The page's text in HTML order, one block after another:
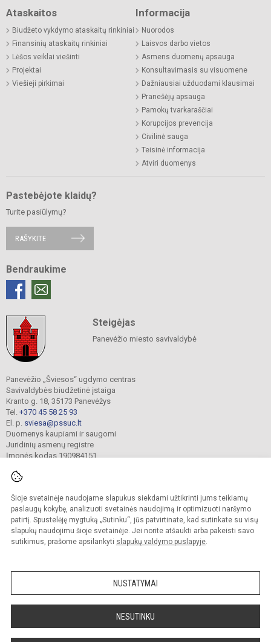
Šioje svetainėje naudojame slapukus siekdami užtikrinti jums teikiamų
paslaugų kokybę, analizuoti svetainės naudojimą ir optimizuoti naršymo
patirtį. Spustelėję mygtuką „Sutinku“, jūs patvirtinate, kad sutinkate su visų
slapukų naudojimu šioje svetainėje. Jei norite atšaukti arba pakeisti savo
sutikimus, prašome apsilankyti slapukų valdymo puslapyje.
NUSTATYMAI
NESUTINKU
Ataskaitos
Biudžeto vykdymo ataskaitų rinkiniai
Finansinių ataskaitų rinkiniai
Lėšos veiklai viešinti
Projektai
Viešieji pirkimai
Informacija
Nuorodos
Laisvos darbo vietos
Asmens duomenų apsauga
Konsultavimasis su visuomene
Dažniausiai užduodami klausimai
Pranešėjų apsauga
Pamokų tvarkaraščiai
Korupcijos prevencija
Civilinė sauga
Teisinė informacija
Atviri duomenys
Pastebėjote klaidų?
Turite pasiūlymų?
RAŠYKITE
Bendraukime
Steigėjas
Panevėžio miesto savivaldybė
Panevėžio „Šviesos“ ugdymo centras
Savivaldybės biudžetinė įstaiga
Kranto g. 18, 35173 Panevėžys
Tel. +370 45 58 25 93
El. p. sviesa@pssuc.lt
Duomenys kaupiami ir saugomi
Juridinių asmenų registre
Įmonės kodas 190984151
© 2021. Panevėžio „Šviesos“ ugdymo centras. Visos teisės saugomos.
Kopijuoti turinį be raštiško administracijos sutikimo griežtai draudžiama.
Prieinamumo paraiška Slapukų valdymas
Sumanus būdas atnaujinti